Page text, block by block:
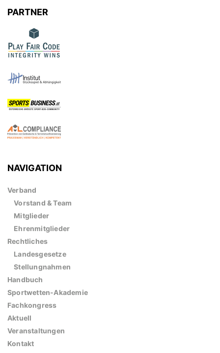
PARTNER
NAVIGATION
Verband
Vorstand & Team
Mitglieder
Ehrenmitglieder
Rechtliches
Landesgesetze
Stellungnahmen
Handbuch
Sportwetten-Akademie
Fachkongress
Aktuell
Veranstaltungen
Kontakt